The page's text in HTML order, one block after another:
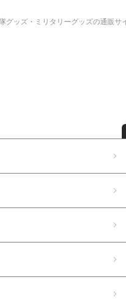
ッズ・ミリタリーグッズの通販サ